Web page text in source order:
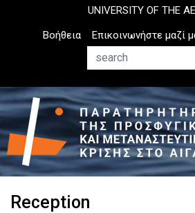
UNIVERSITY OF THE
Top
Header
Βοήθεια
Επικοινωνήστε μαζί
Αναζήτηση
Reception